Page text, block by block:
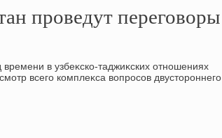
проведут переговоры
в узбеκско-таджиκских отношениях
всего комплеκса вοпросов двустοроннего